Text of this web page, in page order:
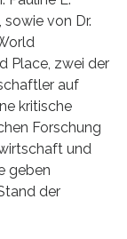
sowie von Dr.
Place, zwei der
auf
kritische
Forschung
und
geben
der